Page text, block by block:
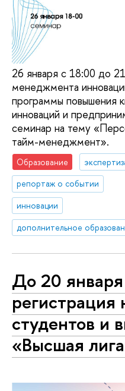
26 января с 18:00 до
менеджмента
программы повышения
инноваций и
семинар на тему
тайм-менеджмент».
Образование
репортаж о событии
инновации
дополнительное
До 20
регистрация
студентов и
«Высшая